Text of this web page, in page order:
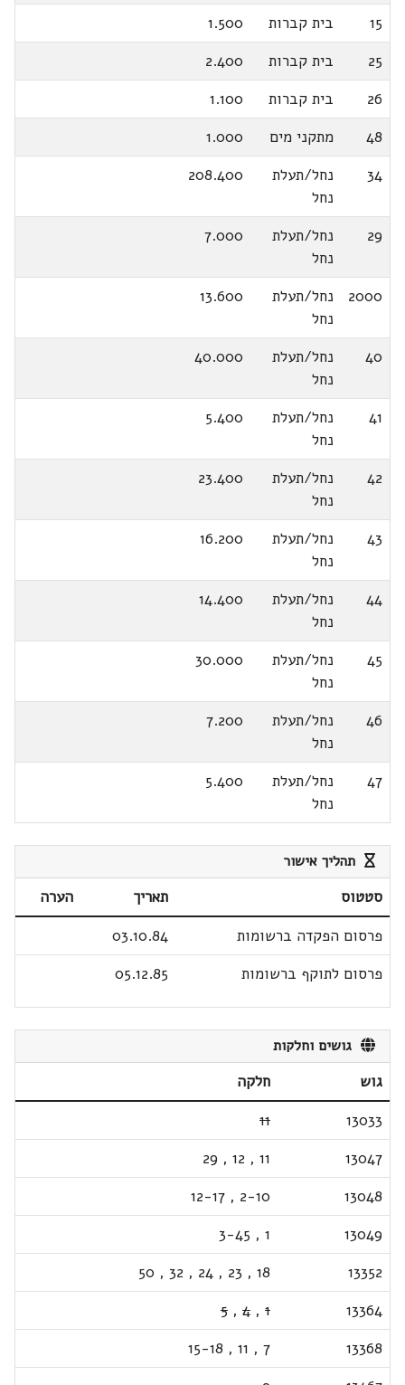
15 בית קברות
1.500
25
בית קברות
2.400
26
בית קברות
1.100
48
מתקני מים
1.000
34
נחל/תעלת
נחל
208.400
29
נחל/תעלת
נחל
7.000
2000
נחל/תעלת
נחל
13.600
40
נחל/תעלת
נחל
40.000
41
נחל/תעלת
נחל
5.400
42
נחל/תעלת
נחל
23.400
43
נחל/תעלת
נחל
16.200
44
נחל/תעלת
נחל
14.400
45
נחל/תעלת
נחל
30.000
46
נחל/תעלת
נחל
7.200
47
נחל/תעלת
נחל
5.400
תהליך אישור
סטטוס תאריך
הערה
פרסום הפקדה ברשומות
03.10.84
פרסום לתוקף ברשומות
05.12.85
גושים וחלקות
גוש
חלקה
13033
11
13047
11
,
12
,
29
13048
2-10
,
12-17
13049
1
,
3-45
13352
18
,
23
,
24
,
32
,
50
13364
1
,
4
,
5
13368
7
,
11
,
15-18